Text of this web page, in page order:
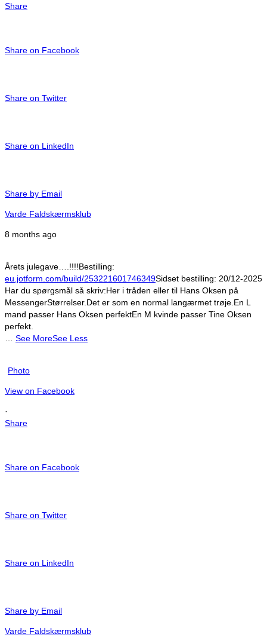
Share
Share on Facebook
Share on Twitter
Share on LinkedIn
Share by Email
Varde Faldskærmsklub
8 months ago
Årets julegave….!!!!Bestilling:
eu.jotform.com/build/253221601746349Sidset bestilling: 20/12-2025
Har du spørgsmål så skriv:Her i tråden eller til Hans Oksen på
MessengerStørrelser. Det er som en normal langærmet trøje. En L
mand passer Hans Oksen perfektEn M kvinde passer Tine Oksen
perfekt.
See MoreSee Less
Photo
View on Facebook
·
Share
Share on Facebook
Share on Twitter
Share on LinkedIn
Share by Email
Varde Faldskærmsklub